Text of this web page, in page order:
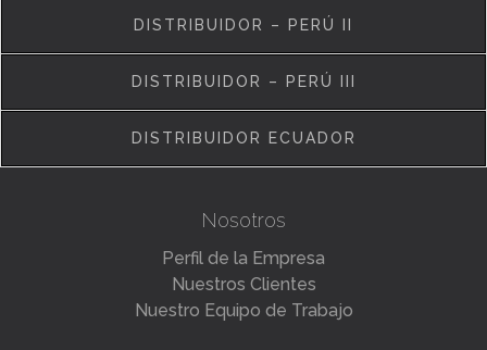
DISTRIBUIDOR – PERÚ II
DISTRIBUIDOR – PERÚ III
DISTRIBUIDOR ECUADOR
Nosotros
Perfil de la Empresa
Nuestros Clientes
Nuestro Equipo de Trabajo